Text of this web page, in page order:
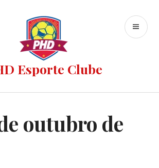
Esporte Clube
outubro de